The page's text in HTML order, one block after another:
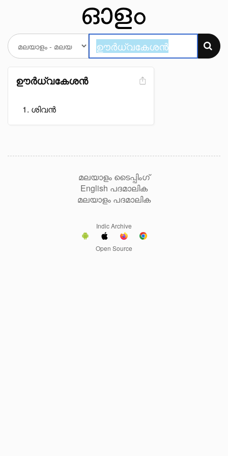
ഊർധ്വകേശൻ
ശിവൻ
മലയാളം ടൈപ്പിംഗ്
English പദമാലിക
മലയാളം പദമാലിക
Indic Archive
Open Source